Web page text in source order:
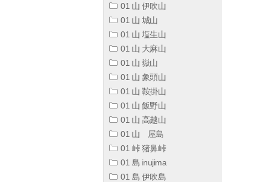
01 山 伊吹山
01 山 城山
01 山 塩生山
01 山 大麻山
01 山 嶽山
01 山 象頭山
01 山 鞍掛山
01 山 飯野山
01 山 高越山
01 山 屋島
01 峠 猪鼻峠
01 島 inujima
01 島 伊吹島